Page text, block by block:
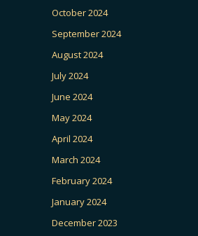
October 2024
September 2024
August 2024
July 2024
June 2024
May 2024
April 2024
March 2024
February 2024
January 2024
December 2023